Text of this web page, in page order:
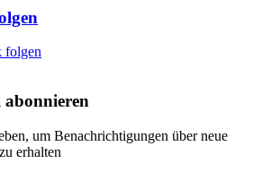
folgen
um Benachrichtigungen über neue
erhalten